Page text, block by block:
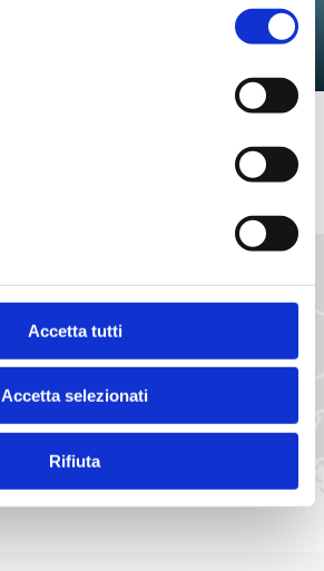
Accetta tutti
Accetta selezionati
Rifiuta